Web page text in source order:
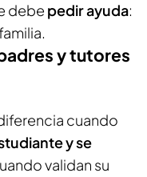
debe pedir ayuda:
y tutores
cuando
y se
validan su